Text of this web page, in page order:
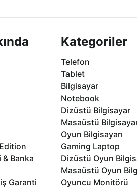
Banka
Garanti
Kategoriler
Telefon
Tablet
Bilgisayar
Notebook
Dizüstü Bilgisayar
Masaüstü
Oyun Bilgisayarı
Gaming Laptop
Dizüstü Oyun
Masaüstü Oyun
Oyuncu Monitörü